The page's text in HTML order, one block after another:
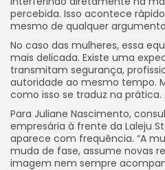
percebida. Isso acontece
mesmo de qualquer
No caso das mulheres, essa
mais delicada. Existe uma
transmitam segurança,
autoridade ao mesmo tempo.
como isso se traduz na prática.
Para Juliane Nascimento,
empresária à frente da Laleju
aparece com frequência. “A
muda de fase, assume novas
imagem nem sempre